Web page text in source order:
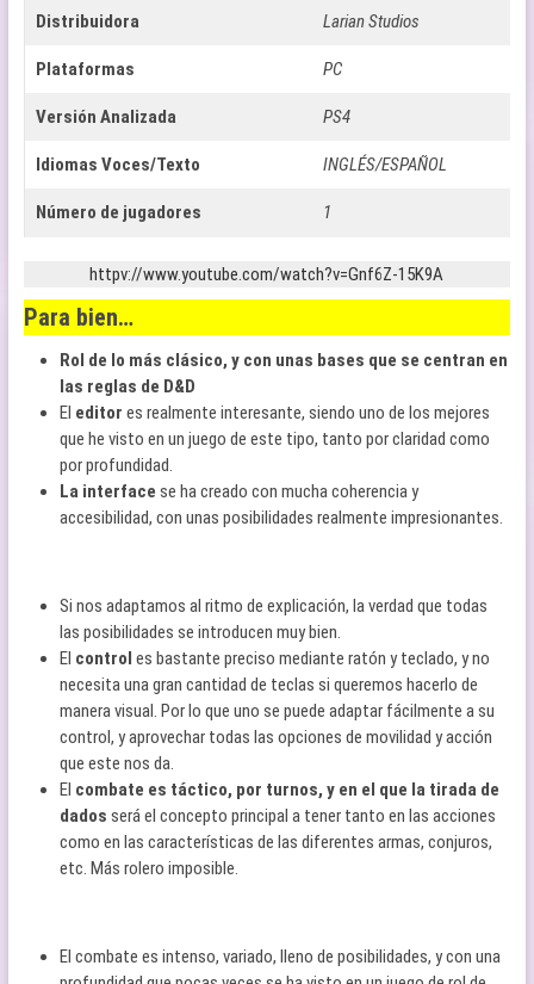
Distribuidora Larian Studios
Plataformas PC
Versión Analizada PS4
Idiomas Voces/Texto INGLÉS/ESPAÑOL
Número de jugadores 1
httpv://www.youtube.com/watch?v=Gnf6Z-15K9A
Para bien…
Rol de lo más clásico, y con unas bases que se centran en
las reglas de D&D
El editor es realmente interesante, siendo uno de los mejores
que he visto en un juego de este tipo, tanto por claridad como
por profundidad.
La interface se ha creado con mucha coherencia y
accesibilidad, con unas posibilidades realmente impresionantes.
Si nos adaptamos al ritmo de explicación, la verdad que todas
las posibilidades se introducen muy bien.
El control es bastante preciso mediante ratón y teclado, y no
necesita una gran cantidad de teclas si queremos hacerlo de
manera visual. Por lo que uno se puede adaptar fácilmente a su
control, y aprovechar todas las opciones de movilidad y acción
que este nos da.
El combate es táctico, por turnos, y en el que la tirada de
dados será el concepto principal a tener tanto en las acciones
como en las características de las diferentes armas, conjuros,
etc. Más rolero imposible.
El combate es intenso, variado, lleno de posibilidades, y con una